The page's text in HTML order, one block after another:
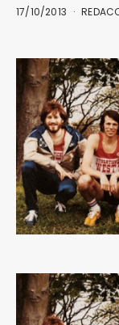
17/10/2013